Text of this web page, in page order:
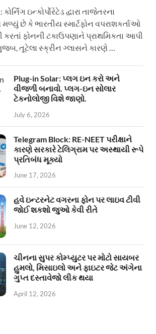
ઇન્કોર્પોરેટેડ દ્વારા તાજેતરના
મળ્યું છે કે ભારતીય સ્માર્ટફોન વપરાશકર્તાઓ
કરતાં ફોનની ટકાઉપણાને પ્રાથમિકતા આપી
તૂટેલા સ્ક્રીન ગ્લાસને કારણે …
Plug-in Solar: પ્લગ ઇન કરો અને
વીજળી બનાવો. પ્લગ-ઇન સોલાર
ટેકનોલોજી વિશે જાણો.
July 6, 2026
Telegram Block: RE-NEET પરીક્ષાને
કારણે સરકારે ટેલિગ્રામ પર અસ્થાયી રૂપે
પ્રતિબંધ મૂક્યો
June 17, 2026
હવે ઇન્ટરનેટ વગરના ફોન પર લાઇવ ટીવી
જોઈ શકશો જુઓ કેવી રીતે
June 12, 2026
ચીનના સુપર કોમ્પ્યુટર પર મોટો સાયબર
હુમલો, મિસાઇલો અને ફાઇટર જેટ અંગેના
ગુપ્ત દસ્તાવેજો લીક થયા
April 12, 2026